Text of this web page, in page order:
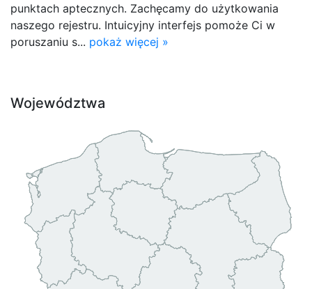
punktach aptecznych. Zachęcamy do użytkowania
naszego rejestru. Intuicyjny interfejs pomoże Ci w
poruszaniu s... pokaż więcej »
Województwa